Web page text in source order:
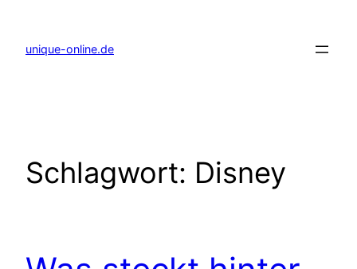
springen
unique-online.de
Schlagwort: Disney